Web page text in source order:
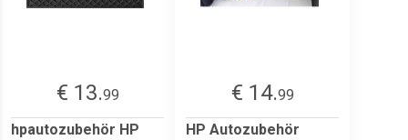
€ 13.99
hpautozubehör HP
€ 14.99
HP Autozubehör